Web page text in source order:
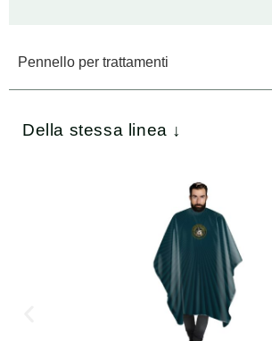
Pennello per trattamenti
Della stessa linea ↓